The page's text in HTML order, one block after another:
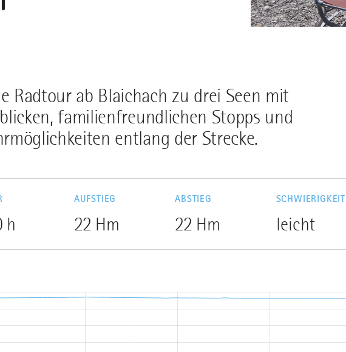
Radtour ab Blaichach zu drei Seen mit
familienfreundlichen Stopps und
entlang der Strecke.
h
AUFSTIEG
22 Hm
ABSTIEG
22 Hm
SCHWIERIGKEIT
leicht